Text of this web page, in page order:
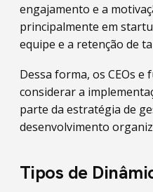
engajamento e a
principalmente em
equipe e a retenção de
Dessa forma, os CEOs e
considerar a
parte da estratégia de
desenvolvimento
Tipos de